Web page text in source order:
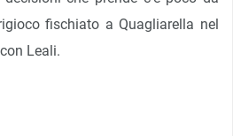
fischiato a Quagliarella nel
Leali.